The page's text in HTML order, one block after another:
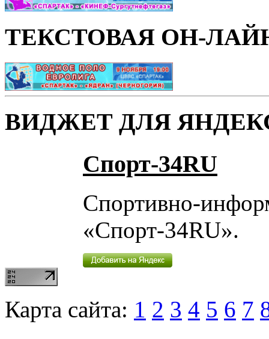
ТЕКСТОВАЯ ОН-
ВИДЖЕТ ДЛЯ
Спорт-34RU
Спортивно-
«Спорт-34RU».
Карта сайта: 1 2 3 4 5 6 7